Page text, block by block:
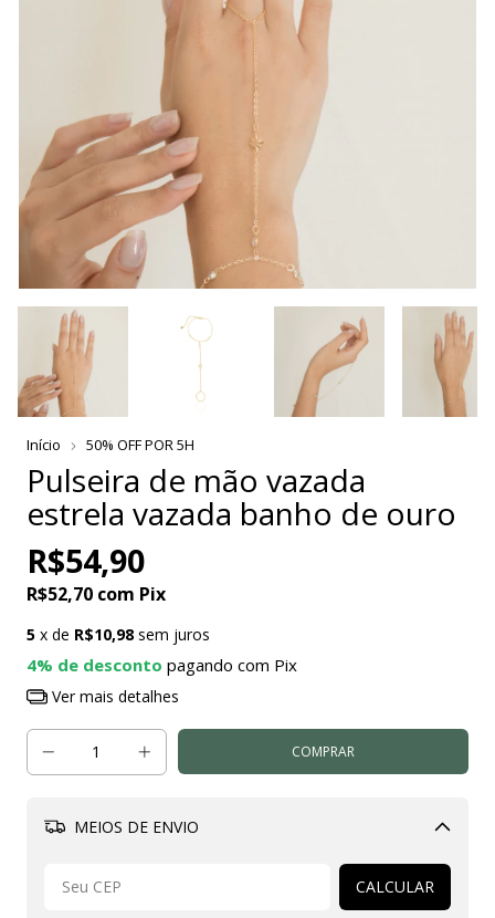
Início 50% OFF POR 5H
Pulseira de mão vazada
estrela vazada banho de ouro
R$54,90
R$52,70 com Pix
5 x de R$10,98 sem juros
4% de desconto pagando com Pix
Ver mais detalhes
MEIOS DE ENVIO
Alterar CEP
CALCULAR